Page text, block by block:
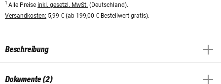
1 Alle Preise inkl. gesetzl. MwSt. (Deutschland).
Versandkosten: 5,99 € (ab 199,00 € Bestellwert gratis).
Beschreibung
Dokumente (2)